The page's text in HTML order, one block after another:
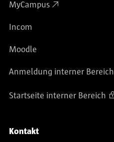
MyCampus
Incom
Moodle
Anmeldung interner Bereich
Startseite interner Bereich
Kontakt